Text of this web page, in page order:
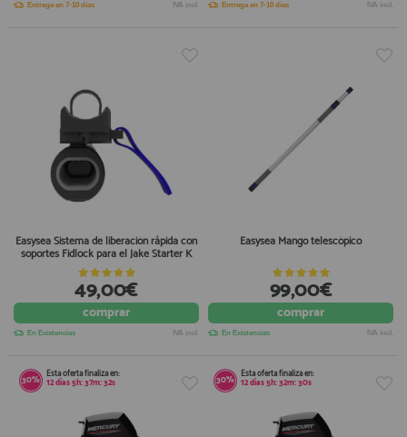
Entrega en 7-10 días IVA incl. Entrega en 7-10 días IVA incl.
Easysea Sistema de liberación rápida con
soportes Fidlock para el Jake Starter K
49,00€
comprar
En Existencias IVA incl.
Easysea Mango telescópico
99,00€
comprar
En Existencias IVA incl.
30% Esta oferta finaliza en:
12días5h:37m:32s 30% Esta oferta finaliza en:
12días5h:32m:30s